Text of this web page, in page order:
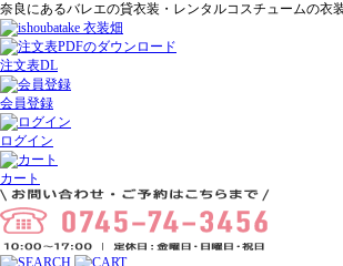
奈良にあるバレエの貸衣装・レンタルコスチュームの衣
注文表DL
会員登録
ログイン
カート